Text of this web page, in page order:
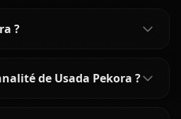
?
de Usada Pekora ?